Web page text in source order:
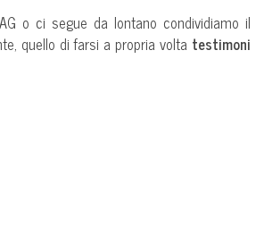
o ci segue da lontano condividiamo il
quello di farsi a propria volta testimoni